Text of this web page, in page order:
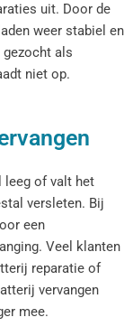
uit. Door de
weer stabiel en
als
niet op.
leeg of valt het
versleten. Bij
een
Veel klanten
reparatie of
vervangen
mee.